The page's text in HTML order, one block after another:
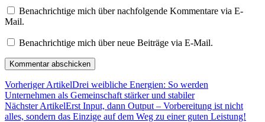
Benachrichtige mich über nachfolgende Kommentare via E-
Mail.
Benachrichtige mich über neue Beiträge via E-Mail.
Vorheriger ArtikelDrei weibliche Energien: So werden
Unternehmen als Gemeinschaft stärker und stabiler
Nächster ArtikelErst Input, dann Output – Vorbereitung ist nicht
alles, sondern das Einzige auf dem Weg zu einer guten Leistung!